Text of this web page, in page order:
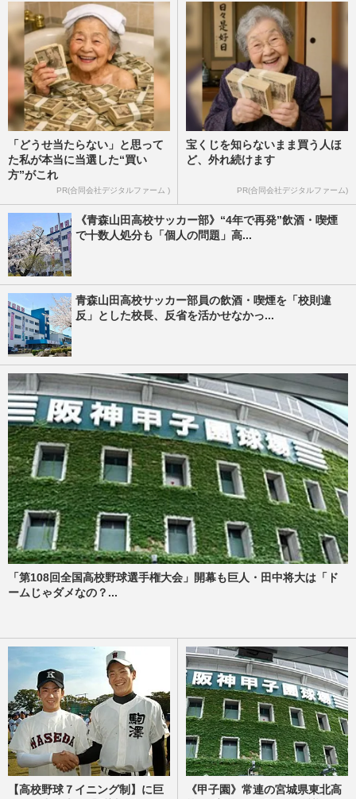
「どうせ当たらない」と思って
た私が本当に当選した“買い
方”がこれ
PR(合同会社デジタルファーム )
宝くじを知らないまま買う人ほ
ど、外れ続けます
PR(合同会社デジタルファーム)
《青森山田高校サッカー部》“4年で再発”飲酒・喫煙
で十数人処分も「個人の問題」高...
青森山田高校サッカー部員の飲酒・喫煙を「校則違
反」とした校長、反省を活かせなかっ...
「第108回全国高校野球選手権大会」開幕も巨人・田中将大は「ド
ームじゃダメなの？...
【高校野球７イニング制】に巨
《甲子園》常連の宮城県東北高